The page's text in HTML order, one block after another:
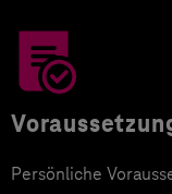
Persönliche